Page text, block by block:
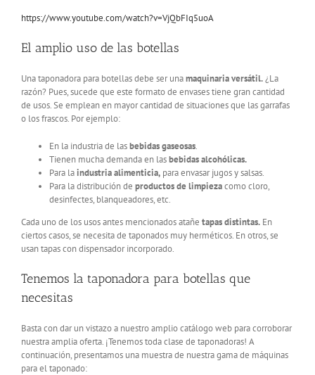
https://www.youtube.com/watch?v=VjQbFIq5uoA
El amplio uso de las botellas
Una taponadora para botellas debe ser unamaquinaria versátil.¿La
razón? Pues, sucede que este formato de envases tiene gran cantidad
de usos. Se emplean en mayor cantidad de situaciones que las garrafas
o los frascos. Por ejemplo:
En la industria de lasbebidas gaseosas.
Tienen mucha demanda en lasbebidas alcohólicas.
Para laindustria alimenticia, para envasar jugos y salsas.
Para la distribución de productos de limpiezacomo cloro,
desinfectes, blanqueadores, etc.
Cada uno de los usos antes mencionados atañe tapas distintas. En
ciertos casos, se necesita de taponados muy herméticos. En otros, se
usan tapas con dispensador incorporado.
Tenemos la taponadora para botellas que
necesitas
Basta con dar un vistazo a nuestro amplio catálogo web para corroborar
nuestra amplia oferta. ¡Tenemos toda clase de taponadoras! A
continuación, presentamos una muestra de nuestra gama de máquinas
para el taponado: